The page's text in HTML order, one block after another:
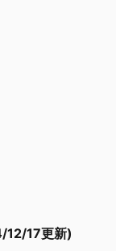
12/17更新)